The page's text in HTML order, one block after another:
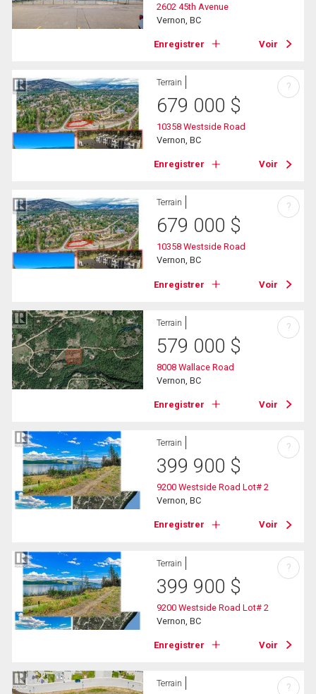
2602 45th Avenue
Vernon, BC
Enregistrer Voir
Terrain
679 000 $
10358 Westside Road
Vernon, BC
Enregistrer Voir
?
Terrain
679 000 $
10358 Westside Road
Vernon, BC
Enregistrer Voir
?
Terrain
579 000 $
8008 Wallace Road
Vernon, BC
Enregistrer Voir
?
Terrain
399 900 $
9200 Westside Road Lot# 2
Vernon, BC
Enregistrer Voir
?
Terrain
399 900 $
9200 Westside Road Lot# 2
Vernon, BC
Enregistrer Voir
?
Terrain ?